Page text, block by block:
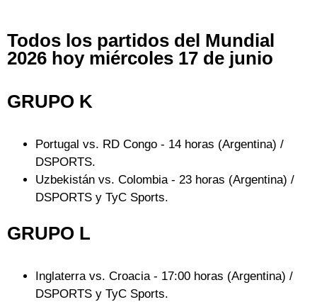
Todos los partidos del Mundial
2026 hoy miércoles 17 de junio
GRUPO K
Portugal vs. RD Congo - 14 horas (Argentina) /
DSPORTS.
Uzbekistán vs. Colombia - 23 horas (Argentina) /
DSPORTS y TyC Sports.
GRUPO L
Inglaterra vs. Croacia - 17:00 horas (Argentina) /
DSPORTS y TyC Sports.